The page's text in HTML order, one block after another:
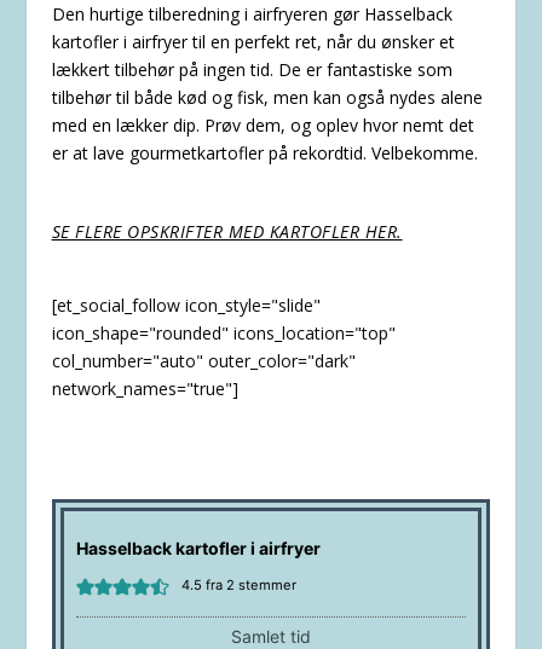
Den hurtige tilberedning i airfryeren gør Hasselback
kartofler i airfryer til en perfekt ret, når du ønsker et
lækkert tilbehør på ingen tid. De er fantastiske som
tilbehør til både kød og fisk, men kan også nydes alene
med en lækker dip. Prøv dem, og oplev hvor nemt det
er at lave gourmetkartofler på rekordtid. Velbekomme.
SE FLERE OPSKRIFTER MED KARTOFLER HER.
[et_social_follow icon_style="slide"
icon_shape="rounded" icons_location="top"
col_number="auto" outer_color="dark"
network_names="true"]
Hasselback kartofler i airfryer
4.5 fra 2 stemmer
Samlet tid